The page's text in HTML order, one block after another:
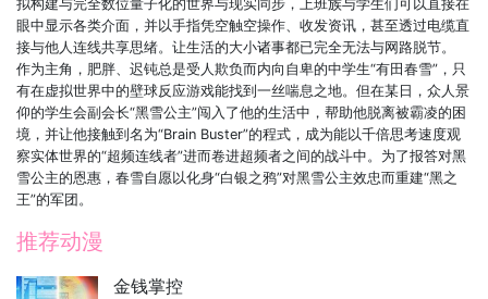
拟构建与完全数位量子化的世界与现实同步，上班族与学生们可以直接在
眼中显示各类介面，并以手指凭空触空操作、收发资讯，甚至透过电缆直
接与他人连线共享思绪。让生活的大小诸事都已完全无法与网路脱节。
作为主角，肥胖、迟钝总是受人欺负而内向自卑的中学生“有田春雪”，只
有在虚拟世界中的壁球反应游戏能找到一丝喘息之地。但在某日，众人景
仰的学生会副会长“黑雪公主”闯入了他的生活中，帮助他脱离被霸凌的困
境，并让他接触到名为“Brain Buster”的程式，成为能以千倍思考速度观
察实体世界的“超频连线者”进而卷进超频者之间的战斗中。为了报答对黑
雪公主的恩惠，春雪自愿以化身“白银之鸦”对黑雪公主效忠而重建“黑之
王”的军团。
推荐动漫
金钱掌控